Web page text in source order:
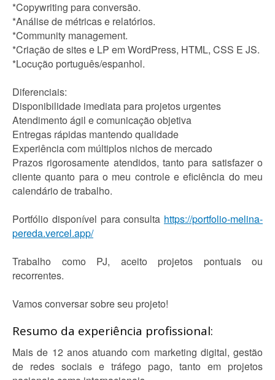
*Copywriting para conversão.
*Análise de métricas e relatórios.
*Community management.
*Criação de sites e LP em WordPress, HTML, CSS E JS.
*Locução português/espanhol.
Diferenciais:
Disponibilidade imediata para projetos urgentes
Atendimento ágil e comunicação objetiva
Entregas rápidas mantendo qualidade
Experiência com múltiplos nichos de mercado
Prazos rigorosamente atendidos, tanto para satisfazer o
cliente quanto para o meu controle e eficiência do meu
calendário de trabalho.
Portfólio disponível para consulta https://portfolio-melina-
pereda.vercel.app/
Trabalho como PJ, aceito projetos pontuais ou
recorrentes.
Vamos conversar sobre seu projeto!
Resumo da experiência profissional:
Mais de 12 anos atuando com marketing digital, gestão
de redes sociais e tráfego pago, tanto em projetos